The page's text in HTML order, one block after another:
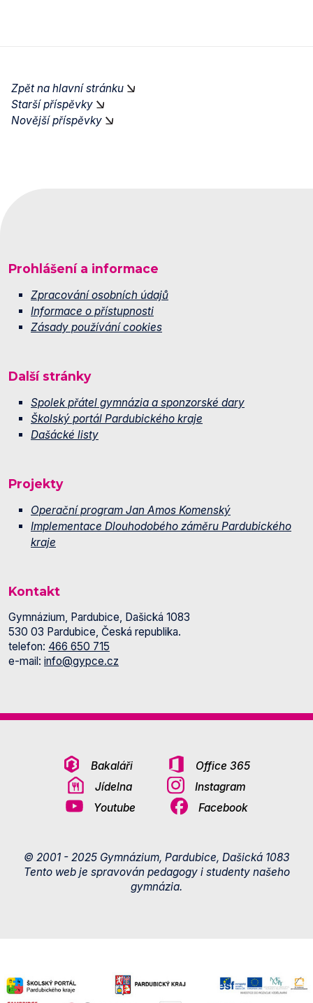
Zpět na hlavní stránku
Starší příspěvky
Novější příspěvky
Prohlášení a informace
Zpracování osobních údajů
Informace o přístupnosti
Zásady používání cookies
Další stránky
Spolek přátel gymnázia a sponzorské dary
Školský portál Pardubického kraje
Dašácké listy
Projekty
Operační program Jan Amos Komenský
Implementace Dlouhodobého záměru Pardubického
kraje
Kontakt
Gymnázium, Pardubice, Dašická 1083
530 03 Pardubice, Česká republika.
telefon: 466 650 715
e-mail: info@gypce.cz
Bakaláři
Office 365
Jídelna
Instagram
Youtube
Facebook
© 2001 - 2025 Gymnázium, Pardubice, Dašická 1083
Tento web je spravován pedagogy i studenty našeho
gymnázia.